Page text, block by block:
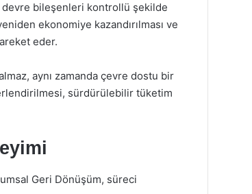
bileşenleri kontrollü şekilde
ekonomiye kazandırılması ve
eder.
aynı zamanda çevre dostu bir
sürdürülebilir tüketim
Geri Dönüşüm, süreci